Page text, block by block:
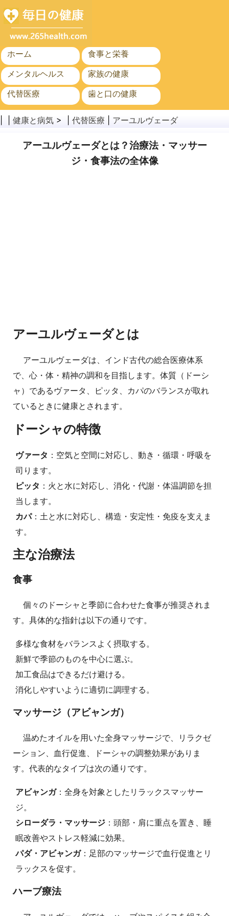
ホーム
食事と栄養
メンタルヘルス
家族の健康
代替医療
歯と口の健康
がん
公衆衛生
健康と病気 > | 代替医療 アーユルヴェーダ
アーユルヴェーダとは？治療法・マッサー
ジ・食事法の全体像
アーユルヴェーダとは
アーユルヴェーダは、インド古代の総合医療体系
で、心・体・精神の調和を目指します。体質（ドーシ
ャ）であるヴァータ、ピッタ、カパのバランスが取れ
ているときに健康とされます。
ドーシャの特徴
ヴァータ ：空気と空間に対応し、動き・循環・呼吸を
司ります。
ピッタ ：火と水に対応し、消化・代謝・体温調節を担
当します。
カパ：土と水に対応し、構造・安定性・免疫を支えま
す。
主な治療法
食事
個々のドーシャと季節に合わせた食事が推奨されま
す。具体的な指針は以下の通りです。
多様な食材をバランスよく摂取する。
新鮮で季節のものを中心に選ぶ。
加工食品はできるだけ避ける。
消化しやすいように適切に調理する。
マッサージ（アビャンガ）
温めたオイルを用いた全身マッサージで、リラクゼ
ーション、血行促進、ドーシャの調整効果がありま
す。代表的なタイプは次の通りです。
アビャンガ：全身を対象としたリラックスマッサー
ジ。
シローダラ・マッサージ ：頭部・肩に重点を置き、睡
眠改善やストレス軽減に効果。
パダ・アビャンガ：足部のマッサージで血行促進とリ
ラックスを促す。
ハーブ療法